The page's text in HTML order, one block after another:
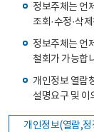
정보주체는 언
조회·수정·삭
정보주체는 언
철회가 가능합
개인정보 열람
설명요구 및 이
개인정보(열람,